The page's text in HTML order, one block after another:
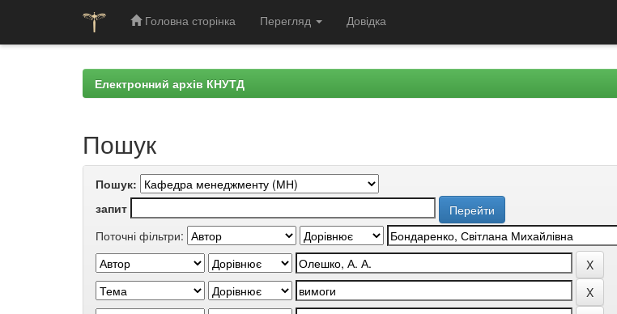
Головна сторінка Перегляд Довідка
Електронний архів КНУТД
Пошук
Пошук:
запит
Поточні фільтри: